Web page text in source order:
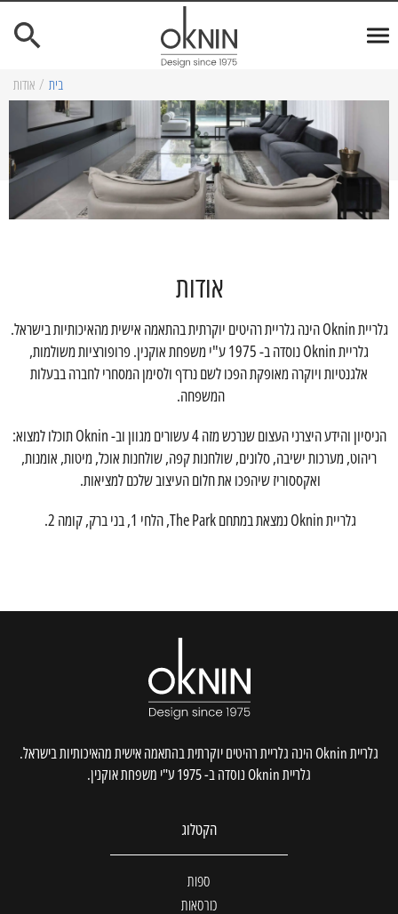
בית / אודות
אודות
גלריית Oknin הינה גלריית רהיטים יוקרתית בהתאמה אישית מהאיכותיות בישראל.
גלריית Oknin נוסדה ב- 1975 ע"י משפחת אוקנין. פרופורציות משולמות,
אלגנטיות ויוקרה מאופקת הפכו לשם נרדף ולסימן המסחרי לחברה בבעלות
המשפחה.
הניסיון והידע היצרני העצום שנרכש מזה 4 עשורים מגוון וב- Oknin תוכלו למצוא:
ריהוט, מערכות ישיבה, סלונים, שולחנות קפה, שולחנות אוכל, מיטות, אומנות,
ואקססוריז שיהפכו את חלום העיצוב שלכם למציאות.
גלריית Oknin נמצאת במתחם The Park, הלחי 1, בני ברק, קומה 2.
גלריית Oknin הינה גלריית רהיטים יוקרתית בהתאמה אישית מהאיכותיות בישראל.
גלריית Oknin נוסדה ב- 1975 ע"י משפחת אוקנין.
הקטלוג
ספות
כורסאות